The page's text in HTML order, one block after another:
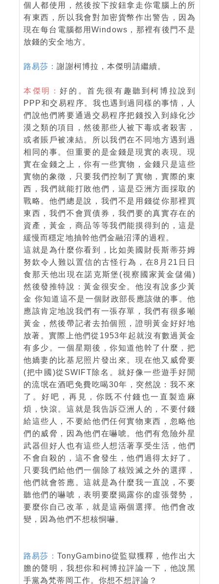
個人都使用，然後按下按鈕拿走你電腦上的所
有東西，所以我會對加密貨幣作出警告，因為
現在每台電腦都用Windows，那裡有後門不是
放錢的安全地方。
路易莎：謝謝柯博拉，本傑明請繼續。
本傑明：好的。首先很有趣聽到柯博拉說到
PPP和交易程序。我也遇到過同樣的事情，人
們說他們將要通過交易程序把錢投入到綠化沙
漠之類的項目，然後那些人被下毒或者殺害，
或者賬戶被凍結。所以我們在不同地方遇到過
相同的事。但重要的是金錢是現實的表現。現
實在金錢之上，你有一些實物，金錢只是這些
實物的象徵，只要我們控制了實物，實際的東
西，我們就能打敗他們，這是亞洲方面採取的
戰略。他們總是說，我們不是用錢從你那裡買
東西，我們不會買債券，我們要的真實存在的
資產，黃金，商品等等我們能摸得到的，這是
緩慢而穩定地抽幹他們金融沼澤的過程。
這就是為什麼你看到，比如美國財長斯蒂芬姆
努欽令人難以置信的古怪行為，在8月21日日
食那天他出現在諾克斯堡(視察國家黃金儲備)
然後發推特說：黃金很安全。他沒有說多少黃
金 你知道這不是一個財政部長應該做的事。他
應該肯定地說我們有一張存單，我們有很多噸
黃金，然後帶記者去拍個照，證明黃金好好地
放著。實際上他們從1953年起就沒有數過黃金
有多少。一個星期後，你知道他幹了什麼，把
他嬌妻的比基尼照片發出來。現在他又威脅要
(把中國)從SWIFT除名。就好像一些遊手好閒
的流氓在酒吧免費吃喝30年，突然說：我不來
了。好吧，再見，你既不付錢也一直製造麻
煩，快滾。這就是我告訴亞洲人的，不要付錢
給這些人，不要給他們任何實物東西，忽略他
們的威脅，因為他們在嚇唬。他們有危險外星
武器但好人也有這些人想活著享受生活，他們
不會自殺的，這不會發生，他們過得太好了。
只要我們給他們一個除了核毀滅之外的選擇，
他們就會答應。這就是為什麼我一直說，不要
聽他們的嚇唬，表明要麼揭露你的虛張聲勢，
要麼你自己改革，就是這兩個選擇。他們會改
變，因為他們不想核恫嚇。
路易莎： TonyGambino從監獄獲釋，他作出大
膽的聲明，我想你和柯博拉評論一下，他說黑
手黨為梵蒂岡工作。你想不想評論？